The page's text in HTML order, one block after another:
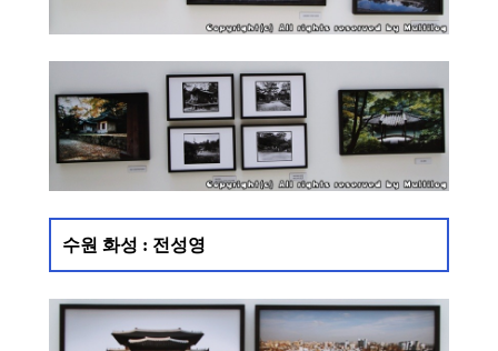
수원 화성 : 전성영